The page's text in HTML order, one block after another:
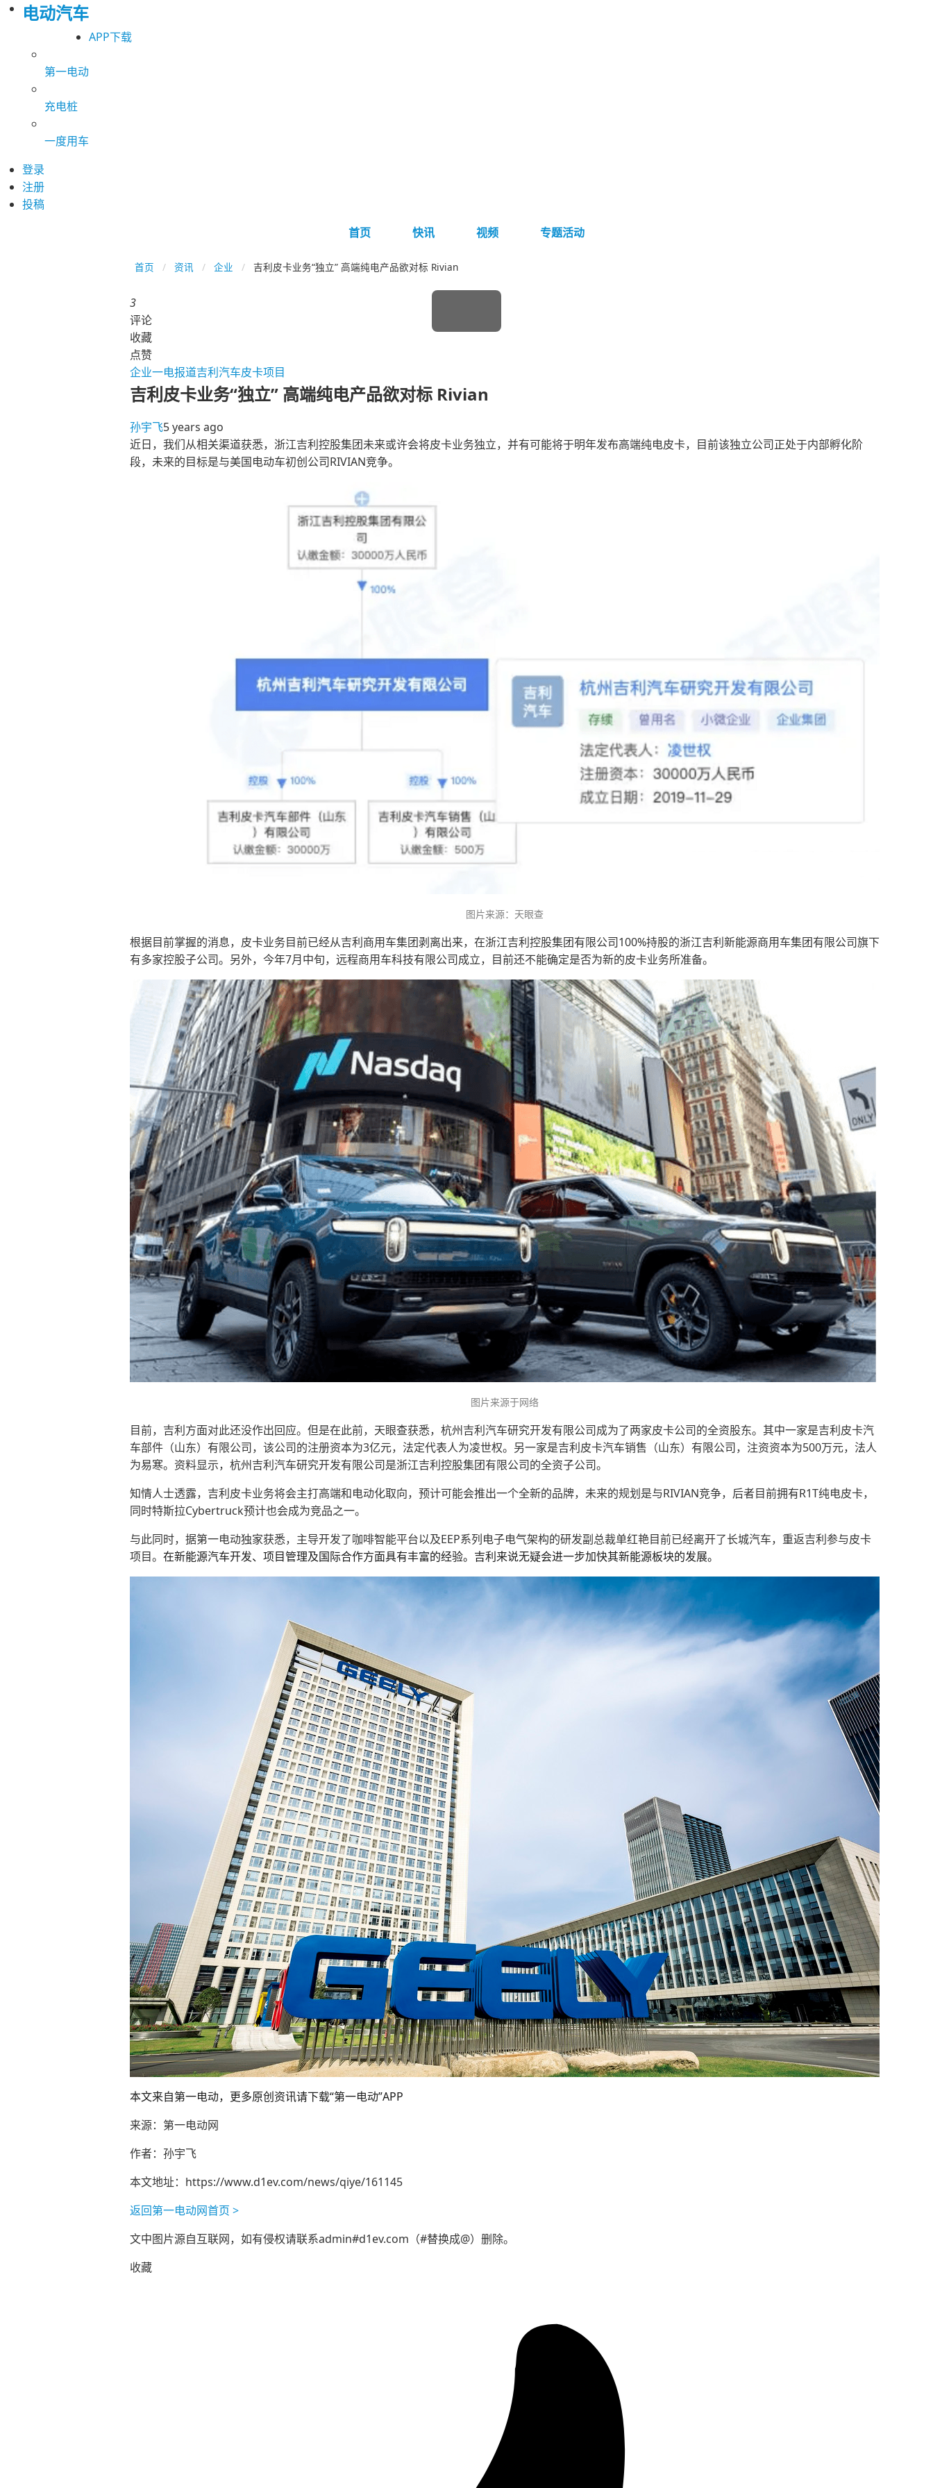
电动汽车
APP下载
第一电动
充电桩
一度用车
登录
注册
投稿
首页
快讯 视频 专题活动
首页 资讯 企业 吉利皮卡业务“独立” 高端纯电产品欲对标 Rivian
3
评论
收藏
点赞
企业一电报道吉利汽车皮卡项目
吉利皮卡业务“独立” 高端纯电产品欲对标 Rivian
孙宇飞5 years ago
近日，我们从相关渠道获悉，浙江吉利控股集团未来或许会将皮卡业务独立，并有可能将于明年发布高端纯电皮卡，目前该独立公司正处于内部孵化阶
段，未来的目标是与美国电动车初创公司RIVIAN竞争。
图片来源：天眼查
根据目前掌握的消息，皮卡业务目前已经从吉利商用车集团剥离出来，在浙江吉利控股集团有限公司100%持股的浙江吉利新能源商用车集团有限公司旗下
有多家控股子公司。另外，今年7月中旬，远程商用车科技有限公司成立，目前还不能确定是否为新的皮卡业务所准备。
图片来源于网络
目前，吉利方面对此还没作出回应。但是在此前，天眼查获悉，杭州吉利汽车研究开发有限公司成为了两家皮卡公司的全资股东。其中一家是吉利皮卡汽
车部件（山东）有限公司，该公司的注册资本为3亿元，法定代表人为凌世权。另一家是吉利皮卡汽车销售（山东）有限公司，注资资本为500万元，法人
为易寒。资料显示，杭州吉利汽车研究开发有限公司是浙江吉利控股集团有限公司的全资子公司。
知情人士透露，吉利皮卡业务将会主打高端和电动化取向，预计可能会推出一个全新的品牌，未来的规划是与RIVIAN竞争，后者目前拥有R1T纯电皮卡，
同时特斯拉Cybertruck预计也会成为竞品之一。
与此同时，据第一电动独家获悉，主导开发了咖啡智能平台以及EEP系列电子电气架构的研发副总裁单红艳目前已经离开了长城汽车，重返吉利参与皮卡
项目。 在新能源汽车开发、项目管理及国际合作方面具有丰富的经验。吉利来说无疑会进一步加快其新能源板块的发展。
本文来自第一电动，更多原创资讯请下载“第一电动”APP
来源：第一电动网
作者：孙宇飞
本文地址： https://www.d1ev.com/news/qiye/161145
返回第一电动网首页 >
文中图片源自互联网，如有侵权请联系admin#d1ev.com（#替换成@）删除。
收藏